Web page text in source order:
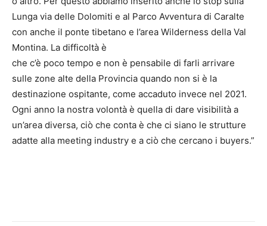
Lunga via delle Dolomiti e al Parco Avventura di Caralte
con anche il ponte tibetano e l’area Wilderness della Val
Montina. La difficoltà è
che c’è poco tempo e non è pensabile di farli arrivare
sulle zone alte della Provincia quando non si è la
destinazione ospitante, come accaduto invece nel 2021.
Ogni anno la nostra volontà è quella di dare visibilità a
un’area diversa, ciò che conta è che ci siano le strutture
adatte alla meeting industry e a ciò che cercano i buyers.”